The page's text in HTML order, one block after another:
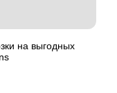
на выгодных